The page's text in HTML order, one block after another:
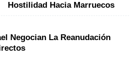
Hostilidad Hacia Marruecos
Negocian La Reanudación